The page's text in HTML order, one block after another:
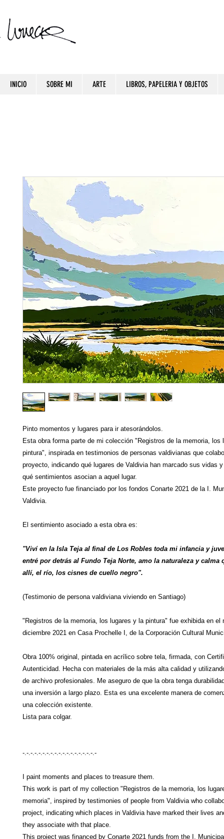
INICIO SOBRE MI ARTE LIBROS, PAPELERIA Y OBJETOS
Pinto momentos y lugares para ir atesorándolos.
Esta obra forma parte de mi colección "Registros de la memoria, los
pintura", inspirada en testimonios de personas valdivianas que
proyecto, indicando qué lugares de Valdivia han marcado sus vidas y
qué sentimientos asocian a aquel lugar.
Este proyecto fue financiado por los fondos Conarte 2021 de la I.
Valdivia.
El sentimiento asociado a esta obra es:
"Viví en la Isla Teja al final de Los Robles toda mi infancia y
entré por detrás al Fundo Teja Norte, amo la naturaleza y calma
allí, el río, los cisnes de cuello negro".
(Testimonio de persona valdiviana viviendo en Santiago)
"Registros de la memoria, los lugares y la pintura" fue exhibida en el
diciembre 2021 en Casa Prochelle I, de la Corporación Cultural
Obra 100% original, pintada en acrílico sobre tela, firmada, con
Autenticidad. Hecha con materiales de la más alta calidad y
de archivo profesionales. Me aseguro de que la obra tenga
una inversión a largo plazo. Esta es una excelente manera de
una colección existente.
Lista para colgar.
-.-.-.-.-.-.-.-.-.-.-.-.-.-.-.-.-.-.-
I paint moments and places to treasure them.
This work is part of my collection "Registros de la memoria, los
memoria", inspired by testimonies of people from Valdivia who
project, indicating which places in Valdivia have marked their lives
they associate with that place.
This project was financed by Conarte 2021 funds from the I.